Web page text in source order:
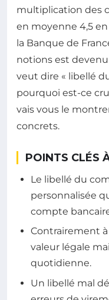
multiplication des
en moyenne 4,5
la Banque de
notions est
veut dire « libellé
pourquoi est-ce
vais vous le
concrets.
POINTS CLÉS
Le libellé du
personnalisée
compte
Contrairement à
valeur légale
quotidienne.
Un libellé mal